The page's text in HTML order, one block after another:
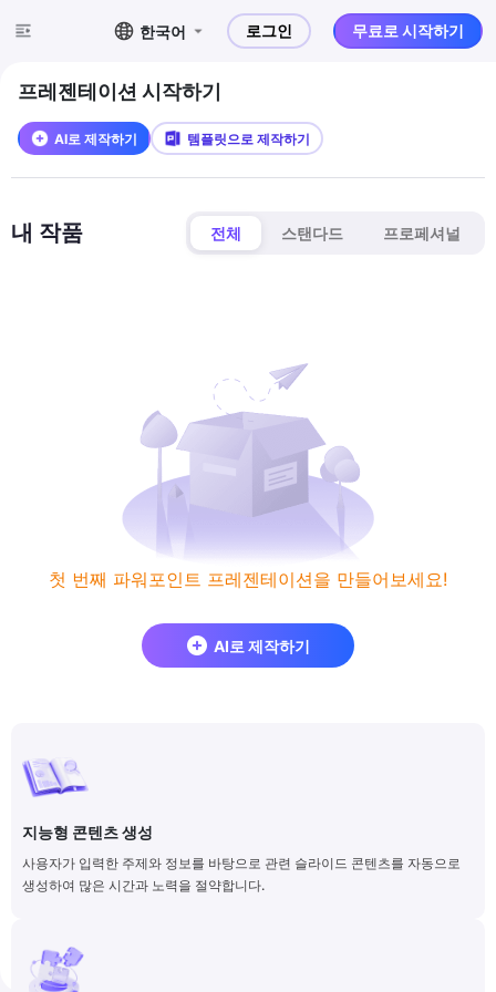
한국어 로그인 무료로 시작하기
프레젠테이션 시작하기
AI로 제작하기 템플릿으로 제작하기
내 작품 전체 스탠다드 프로페셔널
첫 번째 파워포인트 프레젠테이션을 만들어보세요!
AI로 제작하기
지능형 콘텐츠 생성
사용자가 입력한 주제와 정보를 바탕으로 관련 슬라이드 콘텐츠를 자동으로
생성하여 많은 시간과 노력을 절약합니다.